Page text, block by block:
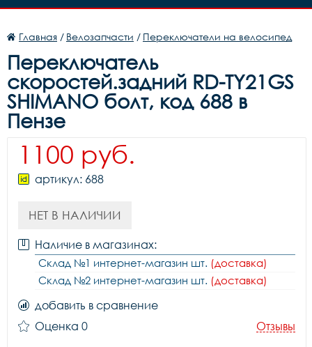
Главная / Велозапчасти / Переключатели на велосипед
Переключатель
скоростей.задний RD-TY21GS
SHIMANO болт, код 688 в
Пензе
1100 руб.
артикул: 688
НЕТ В НАЛИЧИИ
Наличие в магазинах:
Склад №1 интернет-магазин шт. (доставка)
Склад №2 интернет-магазин шт. (доставка)
добавить в сравнение
Оценка 0
Отзывы